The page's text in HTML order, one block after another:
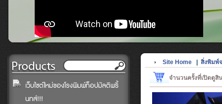
เว็บไซต์ใหม่ของโรงพิมพ์ท็อปมัลติพริ้
นทส์!!!
Site Home สิ่งพิมพ์
จำนวนครั้งที่เปิดดูสิ